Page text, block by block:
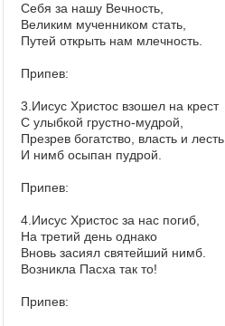
Себя за нашу Вечность,
Великим мученником стать,
Путей открыть нам млечность.
Припев:
3.Иисус Христос взошел на крест
С улыбкой грустно-мудрой,
Презрев богатство, власть и лесть,
И нимб осыпан пудрой.
Припев:
4.Иисус Христос за нас погиб,
На третий день однако
Вновь засиял святейший нимб.
Возникла Пасха так то!
Припев: